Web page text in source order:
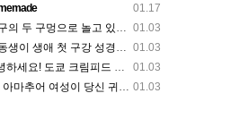
01.17
01.03
두 구멍으로 놀고 있어요
01.03
생애 첫 구강 성경험을 공개하다
01.03
요! 도쿄 크림피드 시엘에서
01.03
고 신음하며 자위합니다. 그녀가 오르가즘에 도달하는 모습을 보세요?